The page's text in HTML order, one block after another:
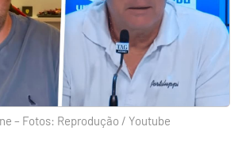
– Fotos: Reprodução / Youtube